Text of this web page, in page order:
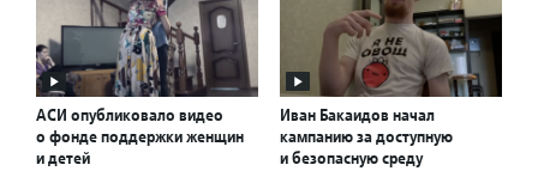
АСИ опубликовало видео
о фонде поддержки женщин
и детей
Иван Бакаидов начал
кампанию за доступную
и безопасную среду